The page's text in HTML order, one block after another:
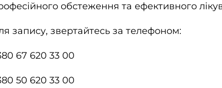
обстеження та ефективного
запису, звертайтесь за телефоном:
67 620 33 00
50 620 33 00